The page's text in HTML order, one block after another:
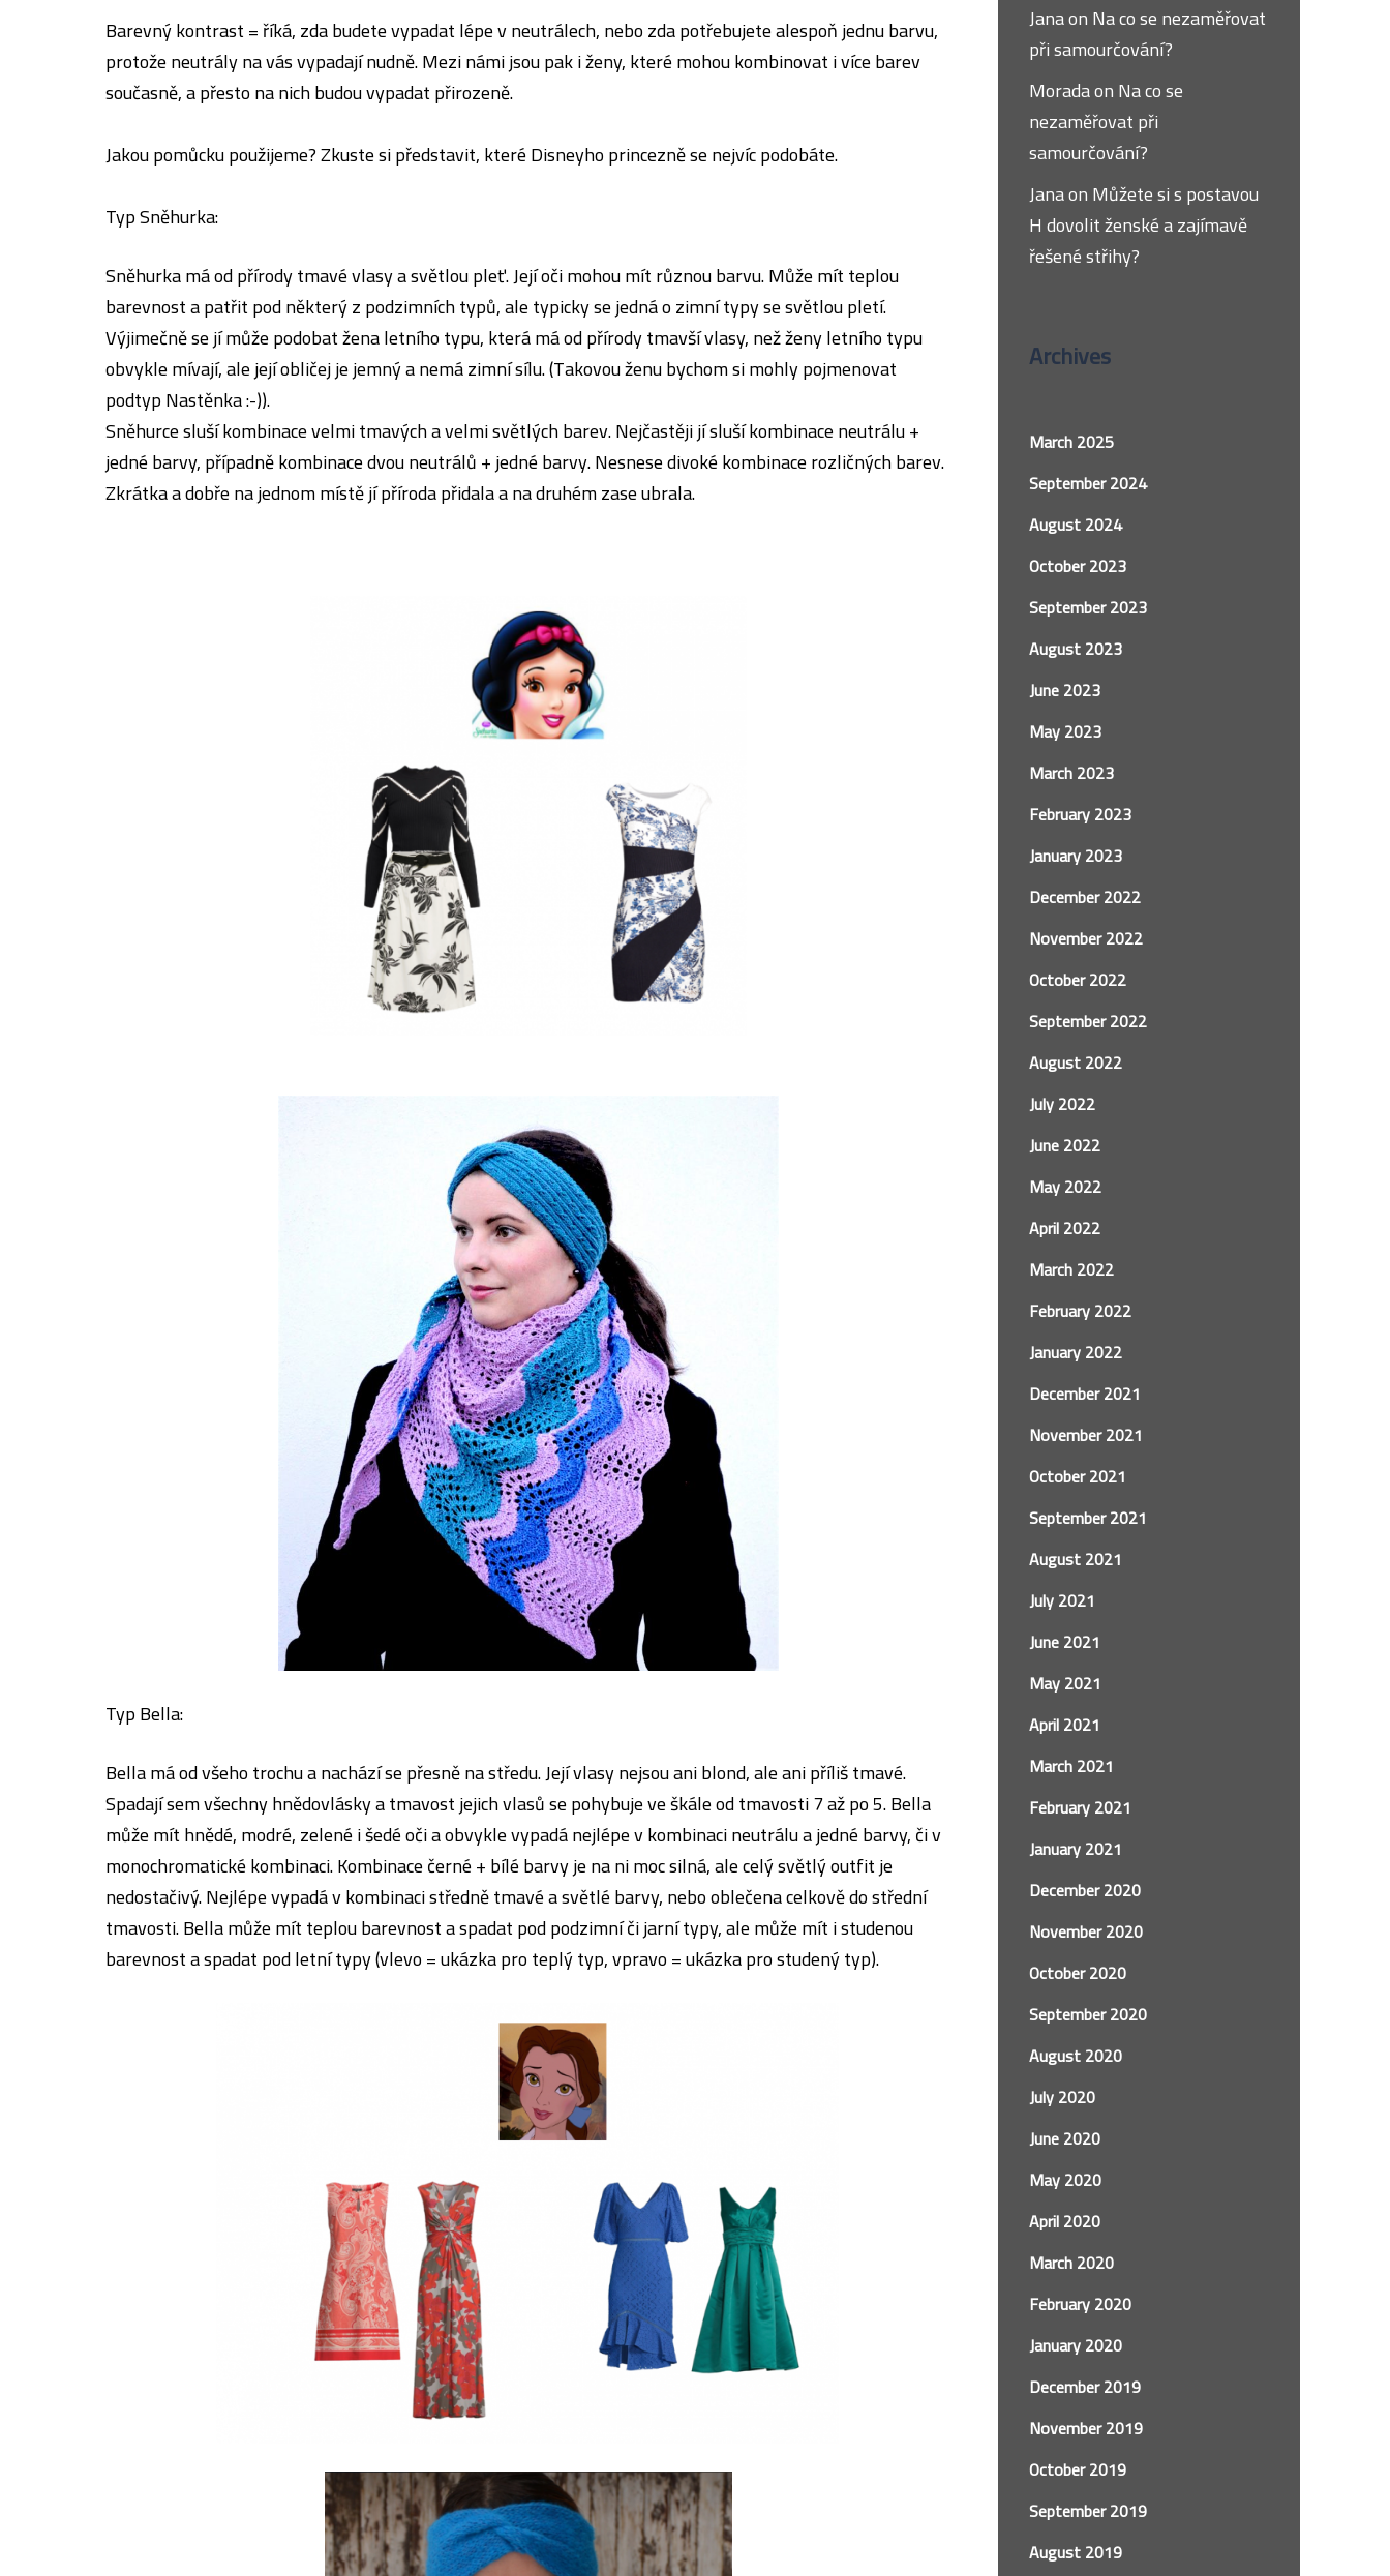
Barevný kontrast = říká, zda budete vypadat lépe v neutrálech, nebo zda potřebujete alespoň jednu barvu,
protože neutrály na vás vypadají nudně. Mezi námi jsou pak i ženy, které mohou kombinovat i více barev
současně, a přesto na nich budou vypadat přirozeně.
Jakou pomůcku použijeme? Zkuste si představit, které Disneyho princezně se nejvíc podobáte.
Typ Sněhurka:
Sněhurka má od přírody tmavé vlasy a světlou pleť. Její oči mohou mít různou barvu. Může mít teplou
barevnost a patřit pod některý z podzimních typů, ale typicky se jedná o zimní typy se světlou pletí.
Výjimečně se jí může podobat žena letního typu, která má od přírody tmavší vlasy, než ženy letního typu
obvykle mívají, ale její obličej je jemný a nemá zimní sílu. (Takovou ženu bychom si mohly pojmenovat
podtyp Nastěnka :-)).
Sněhurce sluší kombinace velmi tmavých a velmi světlých barev. Nejčastěji jí sluší kombinace neutrálu +
jedné barvy, případně kombinace dvou neutrálů + jedné barvy. Nesnese divoké kombinace rozličných barev.
Zkrátka a dobře na jednom místě jí příroda přidala a na druhém zase ubrala.
Typ Bella:
Bella má od všeho trochu a nachází se přesně na středu. Její vlasy nejsou ani blond, ale ani příliš tmavé.
Spadají sem všechny hnědovlásky a tmavost jejich vlasů se pohybuje ve škále od tmavosti 7 až po 5. Bella
může mít hnědé, modré, zelené i šedé oči a obvykle vypadá nejlépe v kombinaci neutrálu a jedné barvy, či v
monochromatické kombinaci. Kombinace černé + bílé barvy je na ni moc silná, ale celý světlý outfit je
nedostačivý. Nejlépe vypadá v kombinaci středně tmavé a světlé barvy, nebo oblečena celkově do střední
tmavosti. Bella může mít teplou barevnost a spadat pod podzimní či jarní typy, ale může mít i studenou
barevnost a spadat pod letní typy (vlevo = ukázka pro teplý typ, vpravo = ukázka pro studený typ).
JanaonNa co se nezaměřovat
při samourčování?
MoradaonNa co se
nezaměřovat při
samourčování?
JanaonMůžete si s postavou
H dovolit ženské a zajímavě
řešené střihy?
Archives
March 2025
September 2024
August 2024
October 2023
September 2023
August 2023
June 2023
May 2023
March 2023
February 2023
January 2023
December 2022
November 2022
October 2022
September 2022
August 2022
July 2022
June 2022
May 2022
April 2022
March 2022
February 2022
January 2022
December 2021
November 2021
October 2021
September 2021
August 2021
July 2021
June 2021
May 2021
April 2021
March 2021
February 2021
January 2021
December 2020
November 2020
October 2020
September 2020
August 2020
July 2020
June 2020
May 2020
April 2020
March 2020
February 2020
January 2020
December 2019
November 2019
October 2019
September 2019
August 2019